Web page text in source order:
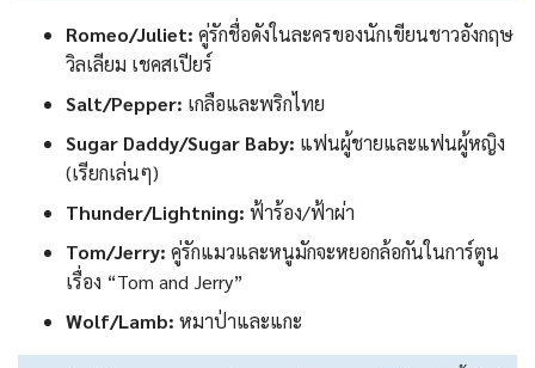
Romeo/Juliet: คู่รักชื่อดังในละครของนักเขียนชาวอังกฤษ
วิลเลียม เชคสเปียร์
Salt/Pepper: เกลือและพริกไทย
Sugar Daddy/Sugar Baby: แฟนผู้ชายและแฟนผู้หญิง
(เรียกเล่นๆ)
Thunder/Lightning: ฟ้าร้อง/ฟ้าผ่า
Tom/Jerry: คู่รักแมวและหนูมักจะหยอกล้อกันในการ์ตูน
เรื่อง “Tom and Jerry”
Wolf/Lamb: หมาป่าและแกะ